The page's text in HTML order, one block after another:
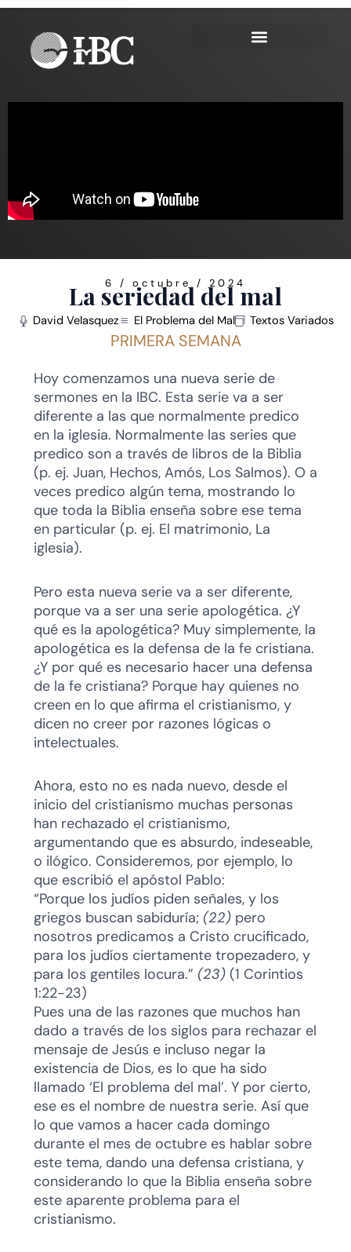
Ir
contenido
6 / octubre / 2024
La seriedad del mal
David Velasquez El Problema del Mal Textos Variados
PRIMERA SEMANA
Hoy comenzamos una nueva serie de
sermones en la IBC. Esta serie va a ser
diferente a las que normalmente predico
en la iglesia. Normalmente las series que
predico son a través de libros de la Biblia
(p. ej. Juan, Hechos, Amós, Los Salmos). O a
veces predico algún tema, mostrando lo
que toda la Biblia enseña sobre ese tema
en particular (p. ej. El matrimonio, La
iglesia).
Pero esta nueva serie va a ser diferente,
porque va a ser una serie apologética. ¿Y
qué es la apologética? Muy simplemente, la
apologética es la defensa de la fe cristiana.
¿Y por qué es necesario hacer una defensa
de la fe cristiana? Porque hay quienes no
creen en lo que afirma el cristianismo, y
dicen no creer por razones lógicas o
intelectuales.
Ahora, esto no es nada nuevo, desde el
inicio del cristianismo muchas personas
han rechazado el cristianismo,
argumentando que es absurdo, indeseable,
o ilógico. Consideremos, por ejemplo, lo
que escribió el apóstol Pablo:
“Porque los judíos piden señales, y los
griegos buscan sabiduría; (22)pero
nosotros predicamos a Cristo crucificado,
para los judíos ciertamente tropezadero, y
para los gentiles locura.” (23)(1 Corintios
1:22-23)
Pues una de las razones que muchos han
dado a través de los siglos para rechazar el
mensaje de Jesús e incluso negar la
existencia de Dios, es lo que ha sido
llamado ‘El problema del mal’. Y por cierto,
ese es el nombre de nuestra serie. Así que
lo que vamos a hacer cada domingo
durante el mes de octubre es hablar sobre
este tema, dando una defensa cristiana, y
considerando lo que la Biblia enseña sobre
este aparente problema para el
cristianismo.